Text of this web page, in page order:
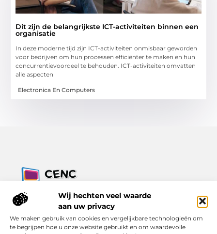
Wij hechten veel waarde
aan uw privacy
We maken gebruik van cookies en vergelijkbare technologieën om
te begrijpen hoe u onze website gebruikt en om waardevolle
Dit zijn de belangrijkste ICT-activiteiten binnen een
organisatie
In deze moderne tijd zijn ICT-activiteiten onmisbaar geworden
voor bedrijven om hun processen efficiënter te maken en hun
concurrentievoordeel te behouden. ICT-activiteiten omvatten
alle aspecten
Electronica En Computers
Jouw bron voor inzichten, tips en nieuws uit de digitale
Ontdek alles wat je moet weten over het dagelijks leven, met
een focus op praktische adviezen en actuele trends.